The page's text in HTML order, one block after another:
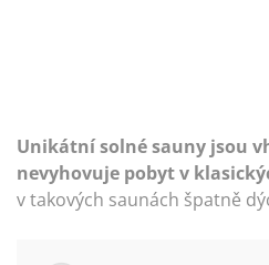
Unikátní solné sauny jsou
nevyhovuje pobyt v
v takových saunách špatně